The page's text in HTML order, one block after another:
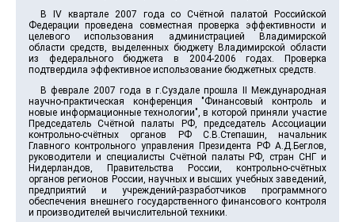
В IV квартале 2007 года со Счётной палатой Российской
Федерации проведена совместная проверка эффективности и
целевого использования администрацией Владимирской
области средств, выделенных бюджету Владимирской области
из федерального бюджета в 2004-2006 годах. Проверка
подтвердила эффективное использование бюджетных средств.
В феврале 2007 года в г.Суздале прошла II Международная
научно-практическая конференция "Финансовый контроль и
новые информационные технологии", в которой приняли участие
Председатель Счётной палаты РФ, председатель Ассоциации
контрольно-счётных органов РФ С.В.Степашин, начальник
Главного контрольного управления Президента РФ А.Д.Беглов,
руководители и специалисты Счётной палаты РФ, стран СНГ и
Нидерландов, Правительства России, контрольно-счётных
органов регионов России, научных и высших учебных заведений,
предприятий и учреждений-разработчиков программного
обеспечения внешнего государственного финансового контроля
и производителей вычислительной техники.